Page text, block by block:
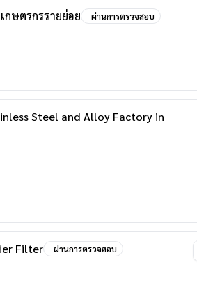
ษตรกรรายย่อย ผ่านการตรวจสอบ
Steel and Alloy Factory in
Filter ผ่านการตรวจสอบ